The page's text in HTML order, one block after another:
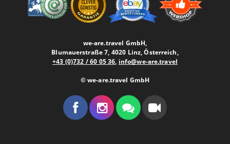
we-are.travel GmbH,
Blumauerstraße 7, 4020 Linz, Österreich,
+43 (0)732 / 60 05 36, info@we-are.travel
© we-are.travel GmbH